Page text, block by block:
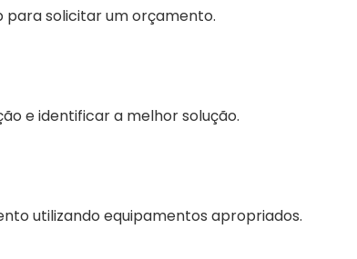
para solicitar um orçamento.
e identificar a melhor solução.
utilizando equipamentos apropriados.